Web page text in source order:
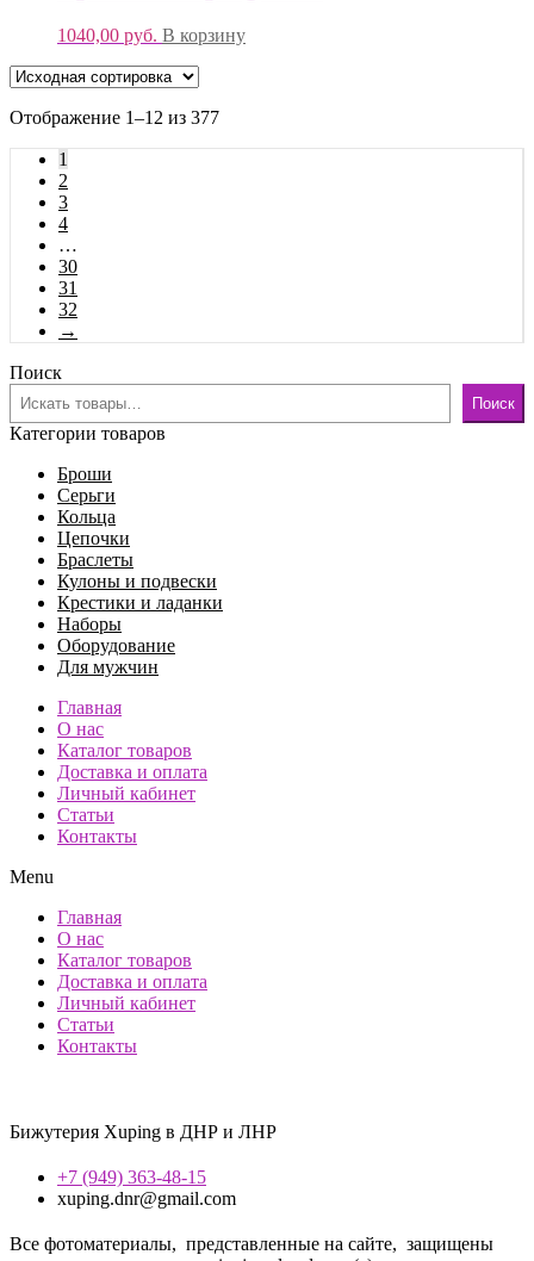
1040,00 руб. В корзину
Отображение 1–12 из 377
1
2
3
4
…
30
31
32
→
Поиск
Поиск
Категории товаров
Броши
Серьги
Кольца
Цепочки
Браслеты
Кулоны и подвески
Крестики и ладанки
Наборы
Оборудование
Для мужчин
Главная
О нас
Каталог товаров
Доставка и оплата
Личный кабинет
Статьи
Контакты
Menu
Главная
О нас
Каталог товаров
Доставка и оплата
Личный кабинет
Статьи
Контакты
Бижутерия Xuping в ДНР и ЛНР
+7 (949) 363-48-15
xuping.dnr@gmail.com
Все фотоматериалы, представленные на сайте, защищены